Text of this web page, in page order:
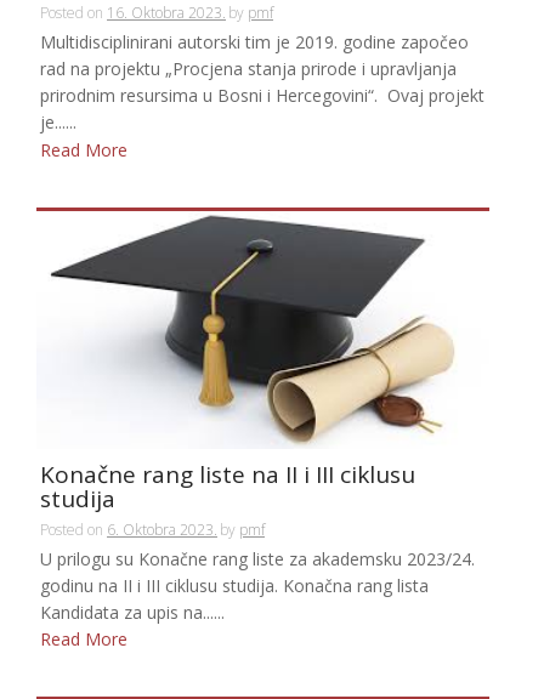
Posted on 16. Oktobra 2023. by pmf
Multidisciplinirani autorski tim je 2019. godine započeo
rad na projektu „Procjena stanja prirode i upravljanja
prirodnim resursima u Bosni i Hercegovini“. Ovaj projekt
je......
Read More
Konačne rang liste na II i III ciklusu
studija
Posted on 6. Oktobra 2023. by pmf
U prilogu su Konačne rang liste za akademsku 2023/24.
godinu na II i III ciklusu studija. Konačna rang lista
Kandidata za upis na......
Read More